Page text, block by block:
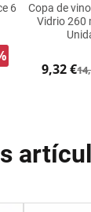
6
Copa de
Vidrio 260
9,32 €